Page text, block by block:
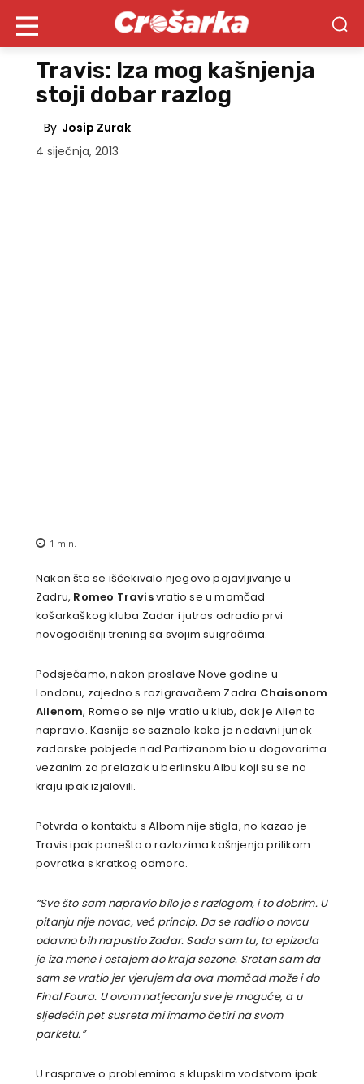
Travis: Iza mog kašnjenja
stoji dobar razlog
By Josip Zurak
4 siječnja, 2013
1 min.
Nakon što se iščekivalo njegovo pojavljivanje u
Zadru, Romeo Travisvratio se u momčad
košarkaškog kluba Zadar i jutros odradio prvi
novogodišnji trening sa svojim suigračima.
Podsjećamo, nakon proslave Nove godine u
Londonu, zajedno s razigravačem Zadra Chaisonom
Allenom, Romeo se nije vratio u klub, dok je Allen to
napravio. Kasnije se saznalo kako je nedavni junak
zadarske pobjede nad Partizanom bio u dogovorima
vezanim za prelazak u berlinsku Albu koji su se na
kraju ipak izjalovili.
Potvrda o kontaktu s Albom nije stigla, no kazao je
Travis ipak ponešto o razlozima kašnjenja prilikom
povratka s kratkog odmora.
“Sve što sam napravio bilo je s razlogom, i to dobrim. U
pitanju nije novac, već princip. Da se radilo o novcu
odavno bih napustio Zadar. Sada sam tu, ta epizoda
je iza mene i ostajem do kraja sezone. Sretan sam da
sam se vratio jer vjerujem da ova momčad može i do
Final Foura. U ovom natjecanju sve je moguće, a u
sljedećih pet susreta mi imamo četiri na svom
parketu.”
U rasprave o problemima s klupskim vodstvom ipak